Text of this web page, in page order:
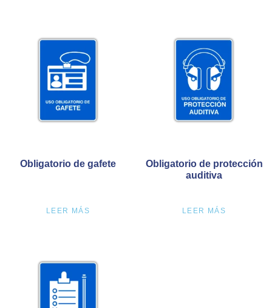
Obligatorio de gafete
LEER MÁS
Obligatorio de protección
auditiva
LEER MÁS